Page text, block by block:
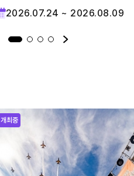
2026.07.24 ~ 2026.08.09
개최중